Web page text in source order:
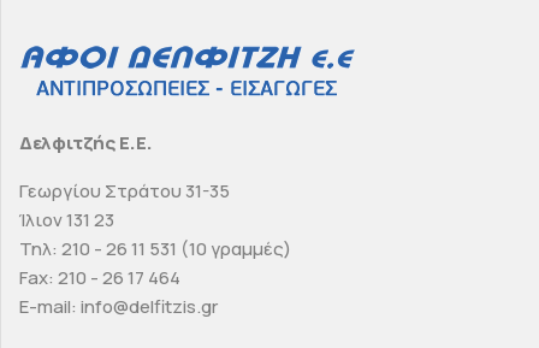
Δελφιτζής Ε.Ε.
Γεωργίου Στράτου 31-35
Ίλιον 131 23
Τηλ: 210 - 26 11 531 (10 γραμμές)
Fax: 210 - 26 17 464
E-mail: info@delfitzis.gr